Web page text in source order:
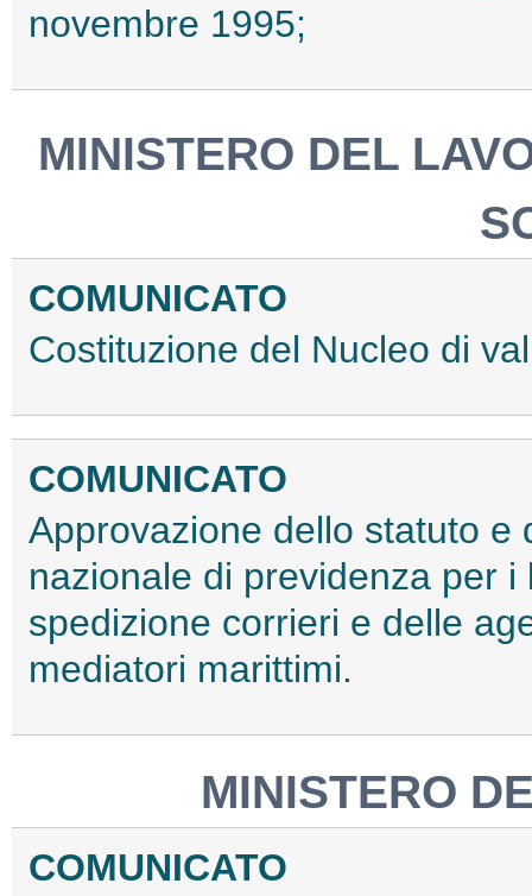
novembre 1995;
MINISTERO DEL
COMUNICATO
Costituzione del Nucleo di
COMUNICATO
Approvazione dello statuto e
nazionale di previdenza per
spedizione corrieri e delle
mediatori marittimi.
MINISTERO
COMUNICATO